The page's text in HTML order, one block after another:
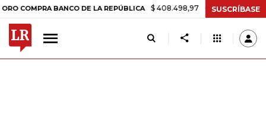
BANCO DE LA REPÚBLICA $ 408.498,97 +$ 8.753,81 +2,19%
SUSCRÍBASE